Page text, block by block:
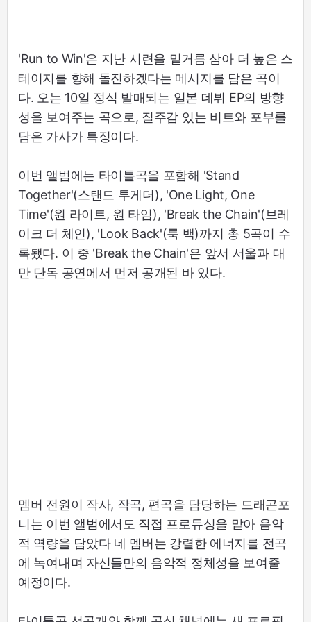
'Run to Win'은 지난 시련을 밑거름 삼아 더 높은 스
테이지를 향해 돌진하겠다는 메시지를 담은 곡이
다. 오는 10일 정식 발매되는 일본 데뷔 EP의 방향
성을 보여주는 곡으로, 질주감 있는 비트와 포부를
담은 가사가 특징이다.
이번 앨범에는 타이틀곡을 포함해 'Stand
Together'(스탠드 투게더), 'One Light, One
Time'(원 라이트, 원 타임), 'Break the Chain'(브레
이크 더 체인), 'Look Back'(룩 백)까지 총 5곡이 수
록됐다. 이 중 'Break the Chain'은 앞서 서울과 대
만 단독 공연에서 먼저 공개된 바 있다.
멤버 전원이 작사, 작곡, 편곡을 담당하는 드래곤포
니는 이번 앨범에서도 직접 프로듀싱을 맡아 음악
적 역량을 담았다 네 멤버는 강렬한 에너지를 전곡
에 녹여내며 자신들만의 음악적 정체성을 보여줄
예정이다.